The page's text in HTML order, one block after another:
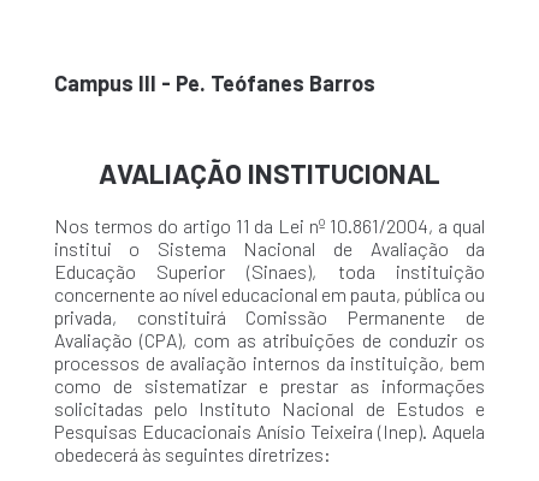
Campus III - Pe. Teófanes Barros
AVALIAÇÃO INSTITUCIONAL
Nos termos do artigo 11 da Lei nº 10.861/2004, a qual
institui o Sistema Nacional de Avaliação da
Educação Superior (Sinaes), toda instituição
concernente ao nível educacional em pauta, pública ou
privada, constituirá Comissão Permanente de
Avaliação (CPA), com as atribuições de conduzir os
processos de avaliação internos da instituição, bem
como de sistematizar e prestar as informações
solicitadas pelo Instituto Nacional de Estudos e
Pesquisas Educacionais Anísio Teixeira (Inep). Aquela
obedecerá às seguintes diretrizes: